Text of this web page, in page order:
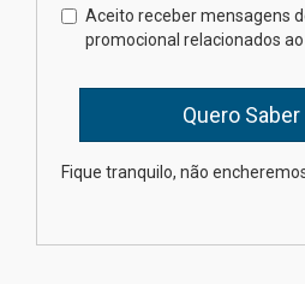
03.08.2026
de pulmão
Aceito receber mensagens
promocional relacionados
Fique tranquilo, não